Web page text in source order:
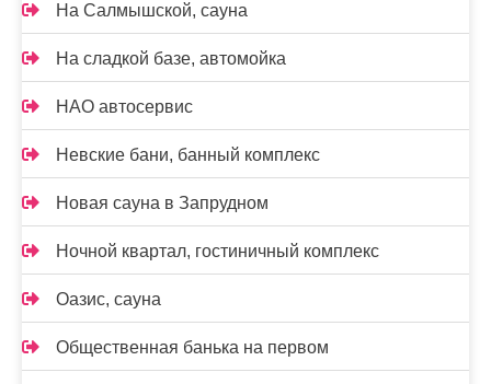
На Салмышской, сауна
На сладкой базе, автомойка
НАО автосервис
Невские бани, банный комплекс
Новая сауна в Запрудном
Ночной квартал, гостиничный комплекс
Оазис, сауна
Общественная банька на первом